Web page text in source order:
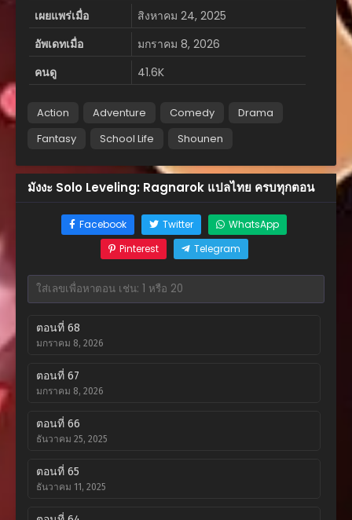
เผยแพร่เมื่อ
สิงหาคม 24, 2025
อัพเดทเมื่อ
มกราคม 8, 2026
คนดู
41.6K
Action Adventure Comedy
Drama
Fantasy
School Life Shounen
มังงะ Solo Leveling: Ragnarok แปลไทย ครบทุกตอน
Facebook Twitter
WhatsApp
Pinterest
Telegram
ตอนที่ 68
มกราคม 8, 2026
ตอนที่ 67
มกราคม 8, 2026
ตอนที่ 66
ธันวาคม 25, 2025
ตอนที่ 65
ธันวาคม 11, 2025